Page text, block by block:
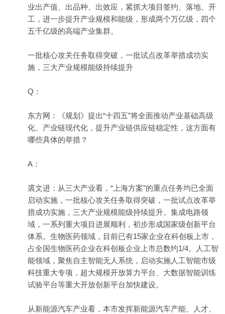
业出产值、出品种、出效应，紧抓大项目签约、落地、开
工，进一步提升产业规模和能级，形成两个万亿级，四个
五千亿级的高端产业集群。
一批核心攻关任务取得突破，一批试点改革举措成功实
施，三大产业规模能级持续提升
Q：
东方网：《规划》提出“十四五”将全面推动产业基础高级
化、产业链现代化，提升产业链供应链稳定性，这方面有
哪些具体的举措？
A：
裘文进：从三大产业看，“上海方案”的重点任务均已全面
启动实施，一批核心攻关任务取得突破，一批试点改革举
措成功实施，三大产业规模能级持续提升。集成电路领
域，一系列重大项目进展顺利，初步形成国家级创新平台
体系。生物医药领域，目前已有15家企业在科创板上市，
占全国生物医药企业在科创板企业上市总数约1/4。人工智
能领域，聚焦自主智能无人系统，启动实施人工智能市级
科技重大专项，超大规模开放算力平台、大数据智能训练
试验平台等重大开放创新平台加快建设。
从新能源汽车产业看，本市发挥新能源汽车产能、人才、